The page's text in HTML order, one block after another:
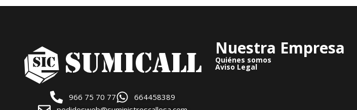
966 75 70 77
664458389
Nuestra Empresa
Quiénes somos
Aviso Legal